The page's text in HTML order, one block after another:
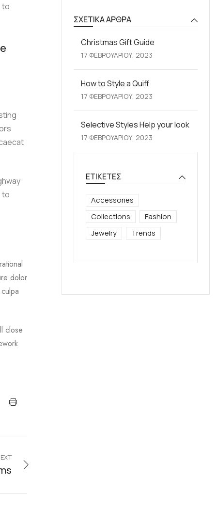
to
to
dolor
close
ΣΧΕΤΙΚΆ ΆΡΘΡΑ
Christmas Gift Guide
17 ΦΕΒΡΟΥΑΡΊΟΥ, 2023
How to Style a Quiff
17 ΦΕΒΡΟΥΑΡΊΟΥ, 2023
Selective Styles Help your look
17 ΦΕΒΡΟΥΑΡΊΟΥ, 2023
ΕΤΙΚΈΤΕΣ
Accessories
Collections
Fashion
Jewelry
Trends